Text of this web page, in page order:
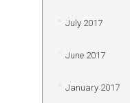
July 2017
June 2017
January 2017